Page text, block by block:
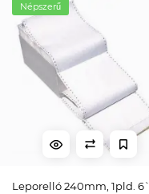
Népszerű
Leporelló 240mm, 1pld. 6`